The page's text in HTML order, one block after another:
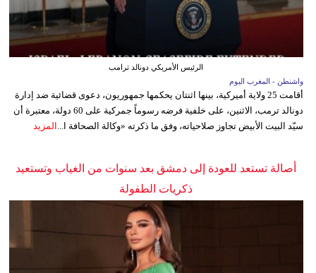
الرئيس الأمريكي دونالد ترامب
واشنطن - المغرب اليوم
أقامت 25 ولاية أميركية، بينها اثنتان يحكمها جمهوريون، دعوى قضائية ضد إدارة
دونالد ترمب، الاثنين، على خلفية فرضه رسوماً جمركية على 60 دولة، معتبرة أن
سيّد البيت الأبيض تجاوز صلاحياته، وفق ما ذكرته «وكالة الصحافة ا...
المزيد
أصالة تستعد للعودة إلى دمشق بعد سنوات من الغياب وتستعيد
ذكريات الطفولة